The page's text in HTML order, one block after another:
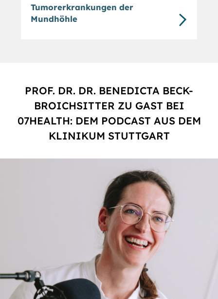
Tumorerkrankungen der
Mundhöhle
PROF. DR. DR. BENEDICTA BECK-
BROICHSITTER ZU GAST BEI
07HEALTH: DEM PODCAST AUS DEM
KLINIKUM STUTTGART